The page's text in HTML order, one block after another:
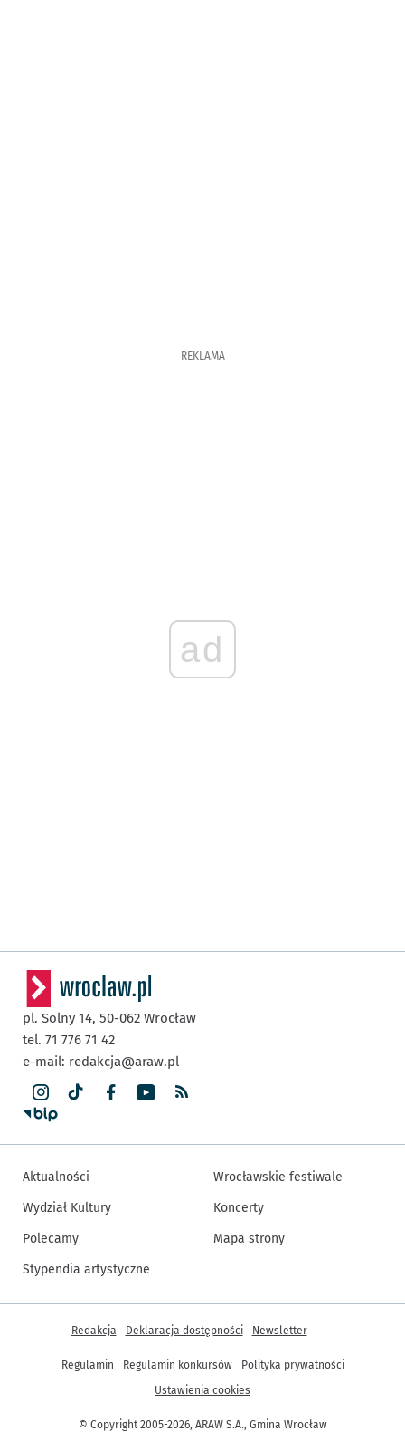
REKLAMA
ad
pl. Solny 14, 50-062 Wrocław
tel. 71 776 71 42
e-mail: redakcja@araw.pl
Aktualności
Wydział Kultury
Polecamy
Stypendia artystyczne
Wrocławskie festiwale
Koncerty
Mapa strony
© Copyright 2005-2026, ARAW S.A., Gmina Wrocław
Inne informacje
Redakcja Deklaracja dostępności Newsletter
Regulamin Regulamin konkursów
Polityka prywatności
Ustawienia cookies